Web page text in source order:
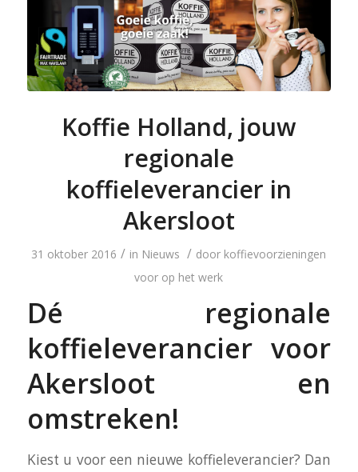
Koffie Holland, jouw
regionale
koffieleverancier in
Akersloot
31 oktober 2016 / in Nieuws / door koffievoorzieningen
voor op het werk
Dé regionale
koffieleverancier voor
Akersloot en
omstreken!
Kiest u voor een nieuwe koffieleverancier? Dan